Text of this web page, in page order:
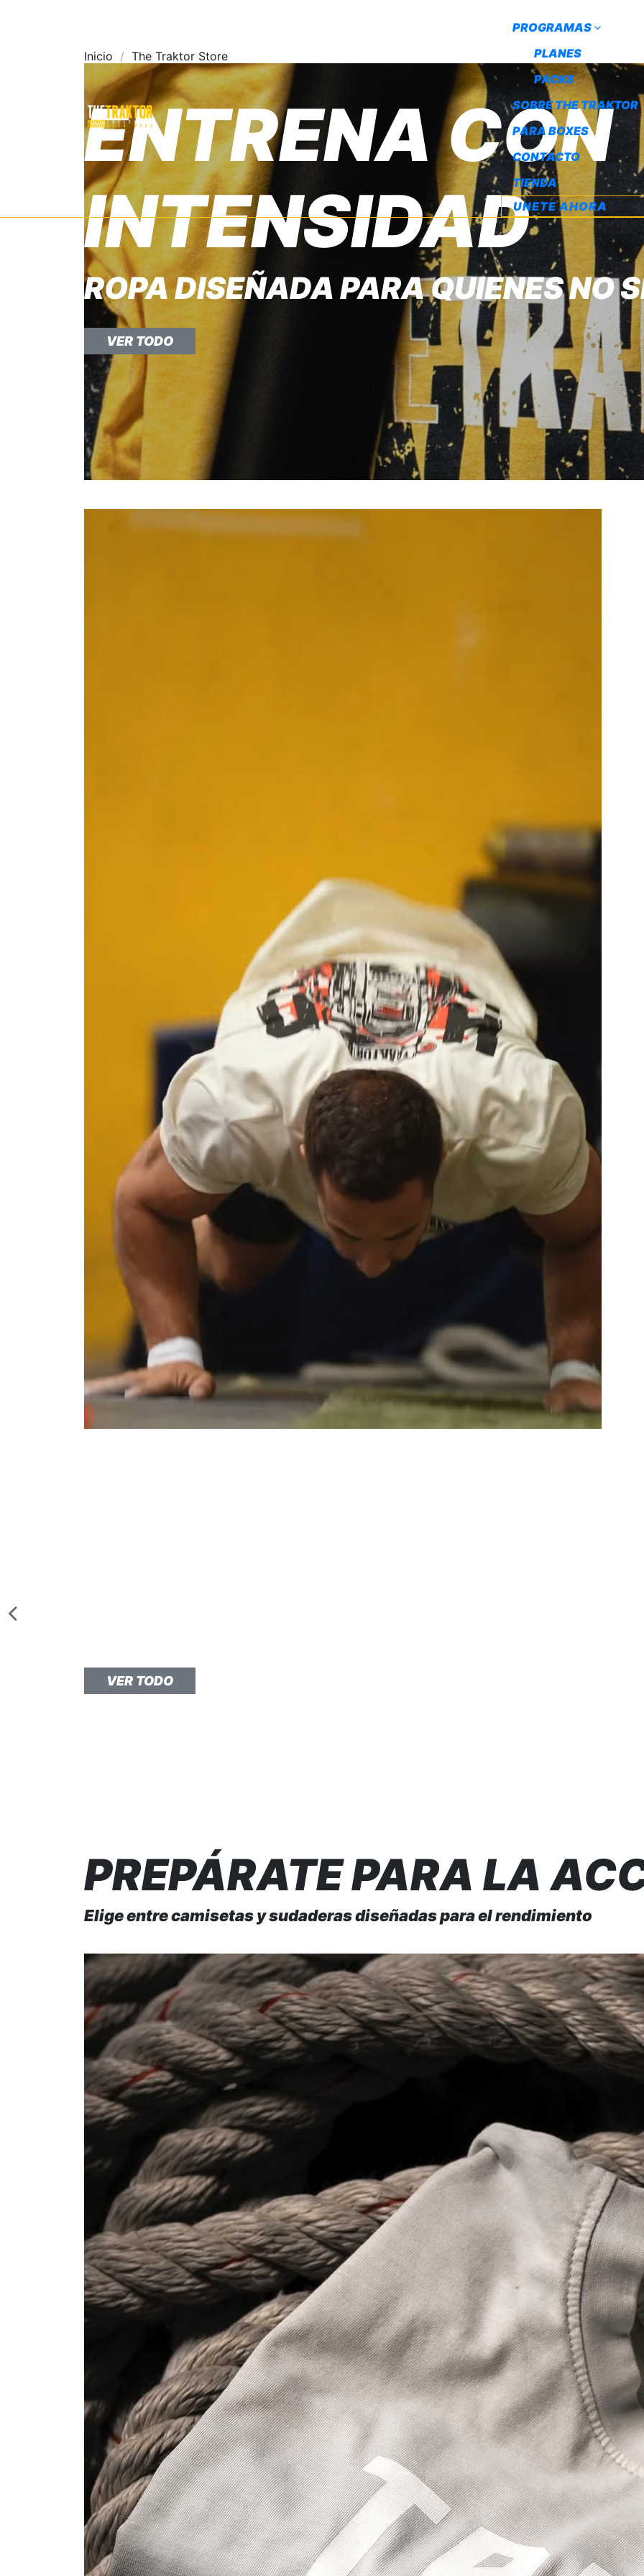
PROGRAMAS
PLANES
PACKS
SOBRE THE TRAKTOR
PARA BOXES
CONTACTO
TIENDA
UNETE AHORA
Inicio
The Traktor Store
ENTRENA CON
INTENSIDAD
ROPA DISEÑADA PARA QUIENES NO
VER TODO
VER TODO
PREPÁRATE PARA LA
Elige entre camisetas y sudaderas diseñadas para el rendimiento